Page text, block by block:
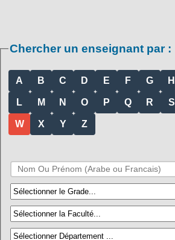
Chercher un enseignant par :
A B C D E F G H
L M N O P Q R S
W X Y Z